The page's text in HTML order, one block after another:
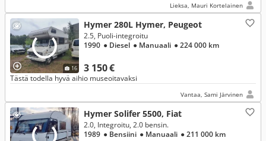
Lieksa, Mauri Kortelainen
16
Hymer 280L Hymer, Peugeot
3 150 €
2.5, Puoli-integroitu
1990 ● Diesel ● Manuaali ● 224 000 km
Tästä todella hyvä aihio museoitavaksi
Vantaa, Sami Järvinen
Hymer Solifer 5500, Fiat
2.0, Integroitu, 2.0 bensin.
1989 ● Bensiini ● Manuaali ● 211 000 km